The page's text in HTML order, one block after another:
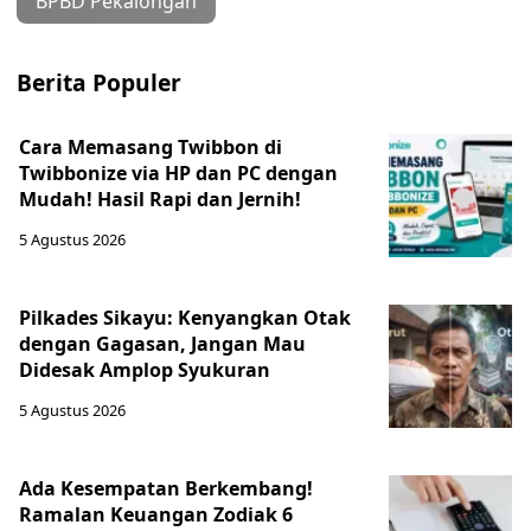
Berita Populer
Cara Memasang Twibbon di
Twibbonize via HP dan PC dengan
Mudah! Hasil Rapi dan Jernih!
5 Agustus 2026
Pilkades Sikayu: Kenyangkan Otak
dengan Gagasan, Jangan Mau
Didesak Amplop Syukuran
5 Agustus 2026
Ada Kesempatan Berkembang!
Ramalan Keuangan Zodiak 6